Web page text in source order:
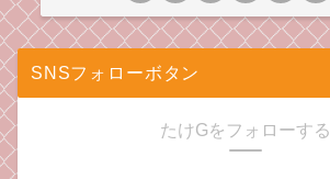
SNSフォローボタン
たけGをフォローする